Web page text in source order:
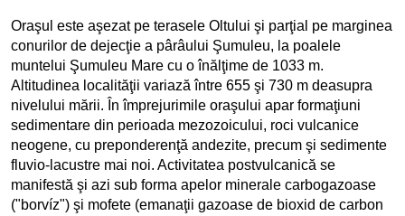
Oraşul este aşezat pe terasele Oltului şi parţial pe marginea
conurilor de dejecţie a pârâului Şumuleu, la poalele
muntelui Şumuleu Mare cu o înălţime de 1033 m.
Altitudinea localităţii variază între 655 şi 730 m deasupra
nivelului mării. În împrejurimile oraşului apar formaţiuni
sedimentare din perioada mezozoicului, roci vulcanice
neogene, cu preponderenţă andezite, precum şi sedimente
fluvio-lacustre mai noi. Activitatea postvulcanică se
manifestă şi azi sub forma apelor minerale carbogazoase
("borvíz") şi mofete (emanaţii gazoase de bioxid de carbon